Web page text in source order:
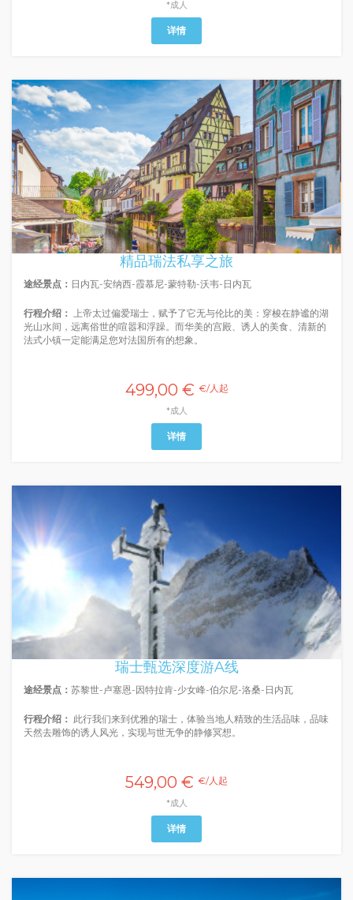
*成人
详情
精品瑞法私享之旅
途经景点： 日内瓦-安纳西-霞慕尼-蒙特勒-沃韦-日内瓦
行程介绍： 上帝太过偏爱瑞士，赋予了它无与伦比的美：穿梭在静谧的湖
光山水间，远离俗世的喧嚣和浮躁。而华美的宫殿、诱人的美食、清新的
法式小镇一定能满足您对法国所有的想象。
499,00 € €/人起
*成人
详情
瑞士甄选深度游A线
途经景点： 苏黎世-卢塞恩-因特拉肯-少女峰-伯尔尼-洛桑-日内瓦
行程介绍： 此行我们来到优雅的瑞士，体验当地人精致的生活品味，品味
天然去雕饰的诱人风光，实现与世无争的静修冥想。
549,00 € €/人起
*成人
详情